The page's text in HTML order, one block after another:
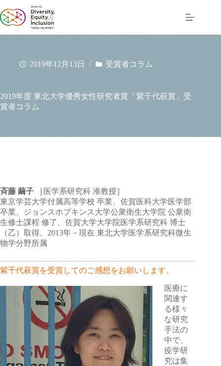
ン
テ
ン
ツ
へ
ス
キ
ッ
プ
2019年12月13日 受賞者コラム
2019年度 東北大学優秀女性研究者賞「紫千代萩賞」受
賞者コラム
斉藤 繭子 ［医学系研究科 准教授］
東京学芸大学付属高等学校 卒業、佐賀医科大学医学部
卒業、ジョンスホプキンス大学公衆衛生大学院 公衆衛
生修士課程 修了、佐賀大学大学院医学系研究科 博士
（乙）取得、2013年－現在 東北大学医学系研究科微生
物学分野所属
紫千代萩賞を受賞してのご感想をお願いします。
医療に
関連す
る様々
な研究
手法の
中で、
疫学研
究は集